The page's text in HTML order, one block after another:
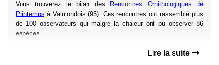
Vous trouverez le bilan des
Rencontres Ornithologiques de
Printemps à Valmondois (95). Ces rencontres ont rassemblé plus
de 100 observateurs qui malgré la chaleur ont pu observer 86
espèces.
Lire la suite